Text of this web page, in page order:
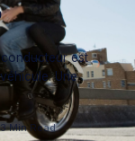
est
Une
3 Min Read